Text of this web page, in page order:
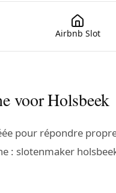
Airbnb Slot
voor Holsbeek
pour répondre
: slotenmaker